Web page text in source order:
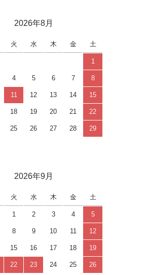
2026年8月
火 水 木 金 土
1
4 5 6 7 8
11 12 13 14 15
18 19 20 21 22
25 26 27 28 29
2026年9月
火 水 木 金 土
1 2 3 4 5
8 9 10 11 12
15 16 17 18 19
22 23 24 25 26